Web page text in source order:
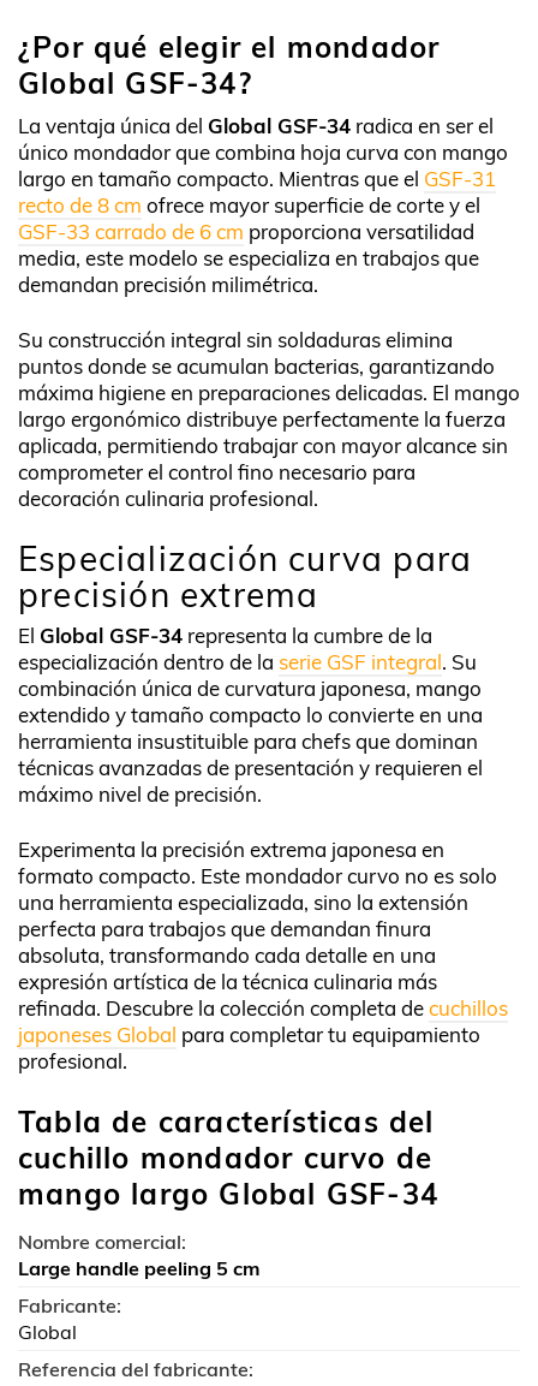
¿Por qué elegir el mondador
Global GSF-34?
La ventaja única del Global GSF-34 radica en ser el
único mondador que combina hoja curva con mango
largo en tamaño compacto. Mientras que el GSF-31
recto de 8 cm ofrece mayor superficie de corte y el
GSF-33 carrado de 6 cm proporciona versatilidad
media, este modelo se especializa en trabajos que
demandan precisión milimétrica.
Su construcción integral sin soldaduras elimina
puntos donde se acumulan bacterias, garantizando
máxima higiene en preparaciones delicadas. El mango
largo ergonómico distribuye perfectamente la fuerza
aplicada, permitiendo trabajar con mayor alcance sin
comprometer el control fino necesario para
decoración culinaria profesional.
Especialización curva para
precisión extrema
El Global GSF-34 representa la cumbre de la
especialización dentro de la serie GSF integral. Su
combinación única de curvatura japonesa, mango
extendido y tamaño compacto lo convierte en una
herramienta insustituible para chefs que dominan
técnicas avanzadas de presentación y requieren el
máximo nivel de precisión.
Experimenta la precisión extrema japonesa en
formato compacto. Este mondador curvo no es solo
una herramienta especializada, sino la extensión
perfecta para trabajos que demandan finura
absoluta, transformando cada detalle en una
expresión artística de la técnica culinaria más
refinada. Descubre la colección completa decuchillos
japoneses Global para completar tu equipamiento
profesional.
Tabla de características del
cuchillo mondador curvo de
mango largo Global GSF-34
Nombre comercial:
Large handle peeling 5 cm
Fabricante:
Global
Referencia del fabricante: